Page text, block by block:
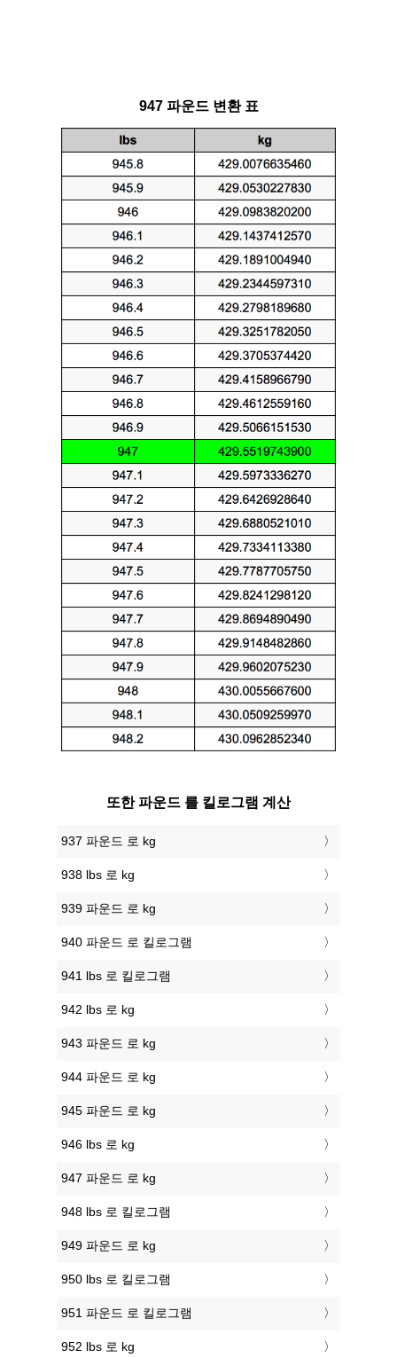
947 파운드 변환 표
또한 파운드 를 킬로그램 계산
937 파운드 로 kg
938 lbs 로 kg
939 파운드 로 kg
940 파운드 로 킬로그램
941 lbs 로 킬로그램
942 lbs 로 kg
943 파운드 로 kg
944 파운드 로 kg
945 파운드 로 kg
946 lbs 로 kg
947 파운드 로 kg
948 lbs 로 킬로그램
949 파운드 로 kg
950 lbs 로 킬로그램
951 파운드 로 킬로그램
952 lbs 로 kg